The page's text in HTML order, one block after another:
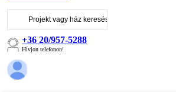
+36 20/957-5288
Hívjon telefonon!